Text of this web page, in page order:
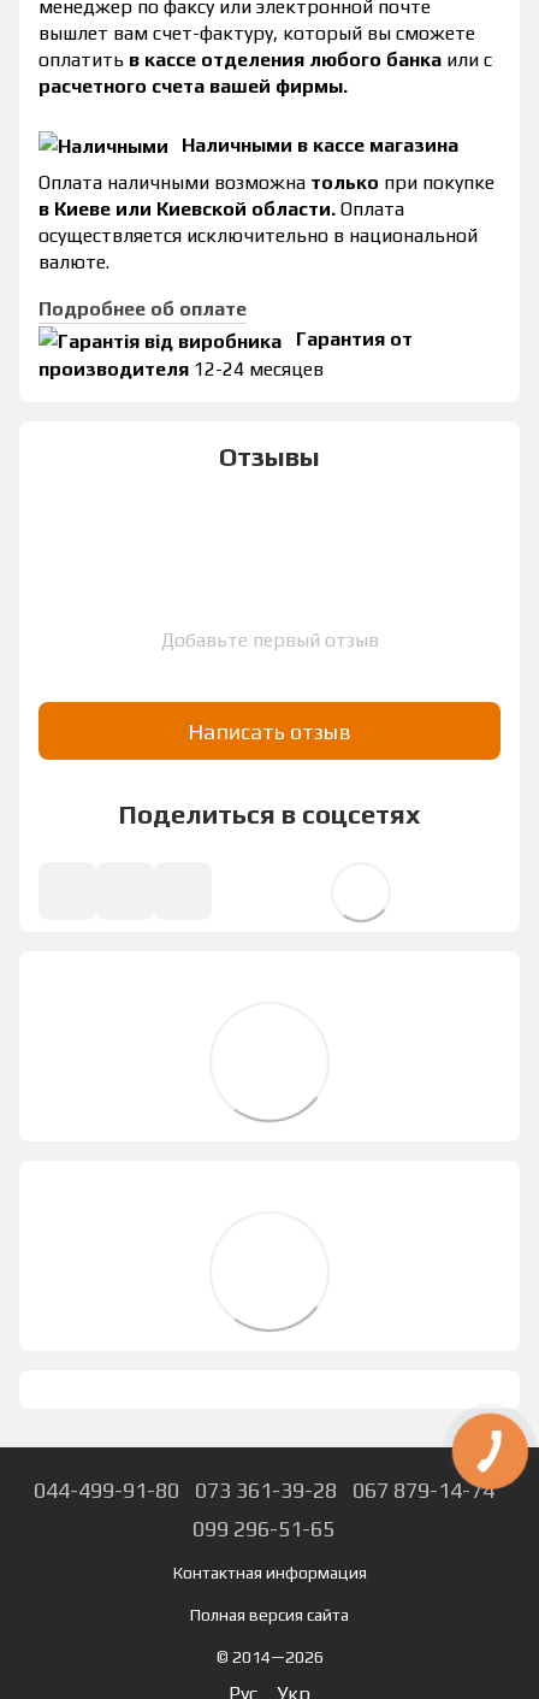
менеджер по факсу или электронной почте
вышлет вам счет-фактуру, который вы сможете
оплатить в кассе отделения любого банка или с
расчетного счета вашей фирмы.
Наличными в кассе магазина
Оплата наличными возможна только при покупке
в Киеве или Киевской области. Оплата
осуществляется исключительно в национальной
валюте.
Подробнее об оплате
Гарантия от
производителя 12-24 месяцев
Отзывы
Добавьте первый отзыв
Написать отзыв
Поделиться в соцсетях
044-499-91-80 073 361-39-28
067 879-14-74
099 296-51-65
Контактная информация
Полная версия сайта
© 2014—2026
Рус Укр